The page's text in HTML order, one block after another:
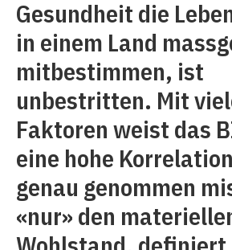
Gesundheit die
in einem Land
mitbestimmen, ist
unbestritten. Mit
Faktoren weist das
eine hohe
genau genommen
«nur» den